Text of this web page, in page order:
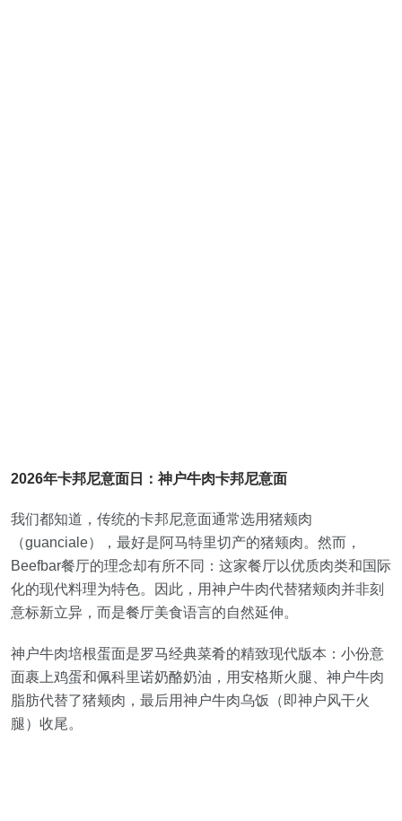
2026年卡邦尼意面日：神户牛肉卡邦尼意面
我们都知道，传统的卡邦尼意面通常选用猪颊肉
（guanciale），最好是阿马特里切产的猪颊肉。然而，
Beefbar餐厅的理念却有所不同：这家餐厅以优质肉类和国际
化的现代料理为特色。因此，用神户牛肉代替猪颊肉并非刻
意标新立异，而是餐厅美食语言的自然延伸。
神户牛肉培根蛋面是罗马经典菜肴的精致现代版本：小份意
面裹上鸡蛋和佩科里诺奶酪奶油，用安格斯火腿、神户牛肉
脂肪代替了猪颊肉，最后用神户牛肉乌饭（即神户风干火
腿）收尾。